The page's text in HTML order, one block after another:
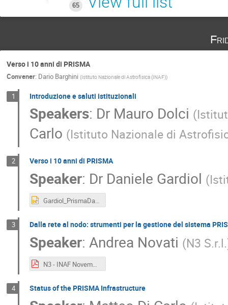
65
Verso i 10 anni di PRISMA
Convener: Dario Barghini (Istituto Nazionale di Astrofisica (INAF))
1 Introduzione e saluti istituzionali
Speakers: Dr Mauro Dolci (
Carlo (Istituto Nazionale di
2 Verso i 10 anni di PRISMA
Speaker: Dr Daniele Gardiol (
Gardiol_PrismaDay2025_Teramo.pptx
3 Dalla rete al nodo: strumenti per la gestione del sistema
Speaker: Andrea Novati (N3 S.r.l.
N3 - INAF Novembre 2025.pdf
4 Status of the PRISMA Infrastructure